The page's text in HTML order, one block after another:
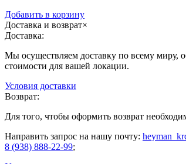
Добавить в корзину
Доставка и возврат×
Доставка:
Мы осуществляем доставку по всему миру,
стоимости для вашей локации.
Условия доставки
Возврат:
Для того, чтобы оформить возврат
Направить запрос на нашу почту:
8 (938) 888-22-99;